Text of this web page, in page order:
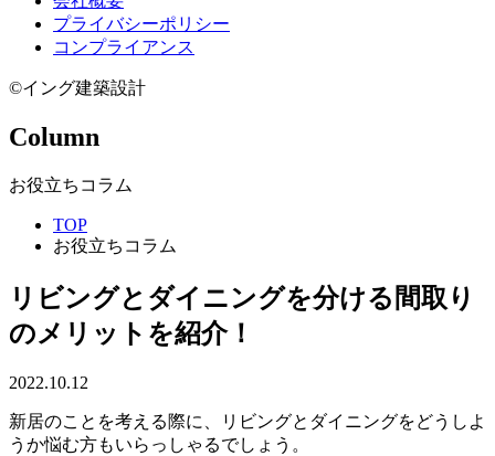
プライバシーポリシー
コンプライアンス
©イング建築設計
Column
お役立ちコラム
TOP
お役立ちコラム
リビングとダイニングを分ける間取り
のメリットを紹介！
2022.10.12
新居のことを考える際に、リビングとダイニングをどうしよ
うか悩む方もいらっしゃるでしょう。